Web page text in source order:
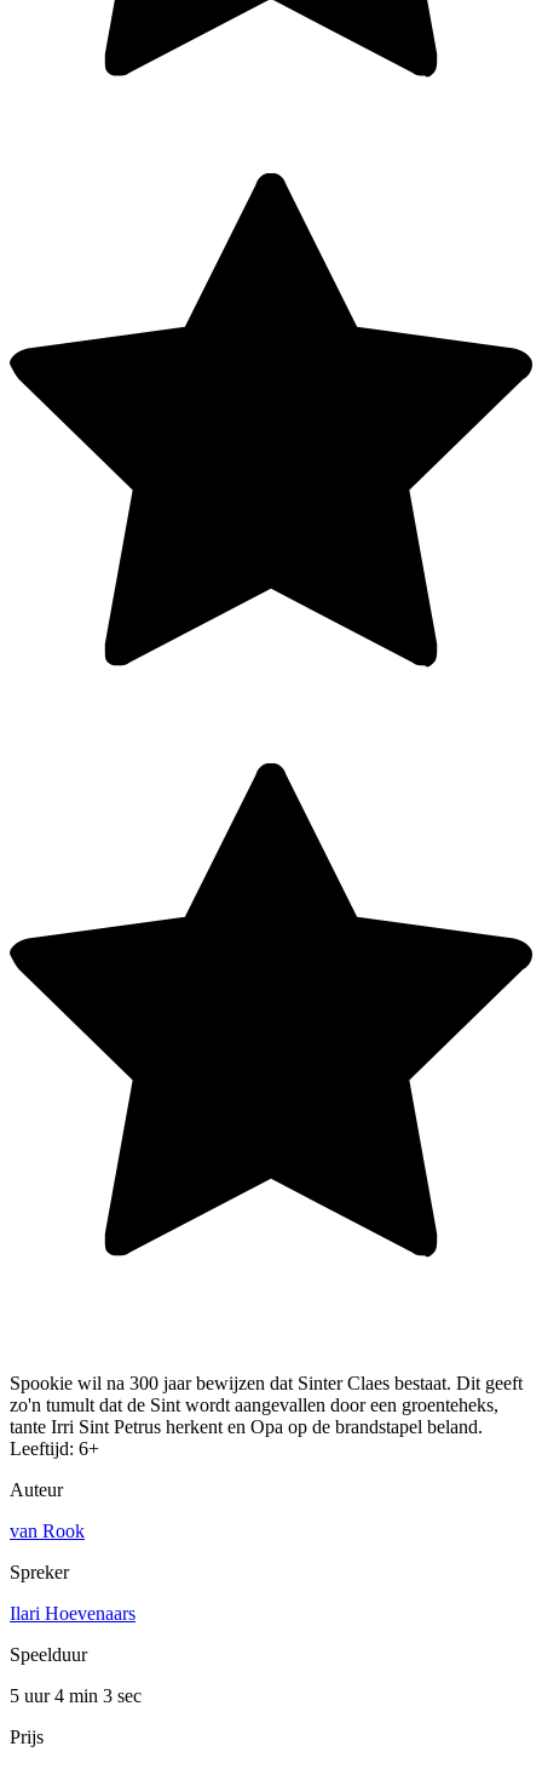
Spookie wil na 300 jaar bewijzen dat Sinter Claes bestaat. Dit geeft
zo'n tumult dat de Sint wordt aangevallen door een groenteheks,
tante Irri Sint Petrus herkent en Opa op de brandstapel beland.
Leeftijd: 6+
Auteur
van Rook
Spreker
Ilari Hoevenaars
Speelduur
5 uur 4 min 3 sec
Prijs